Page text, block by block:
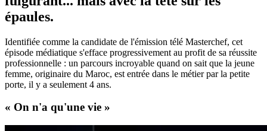
épaules.
Identifiée comme la candidate de l'émission télé Masterchef, cet
épisode médiatique s'efface progressivement au profit de sa réussite
professionnelle : un parcours incroyable quand on sait que la jeune
femme, originaire du Maroc, est entrée dans le métier par la petite
porte, il y a seulement 4 ans.
« On n'a qu'une vie »